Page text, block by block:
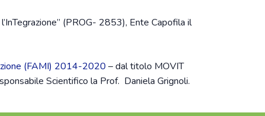
(PROG- 2853), Ente Capofila il
(FAMI) 2014-2020 – dal titolo MOVIT
Scientifico la Prof. Daniela Grignoli.